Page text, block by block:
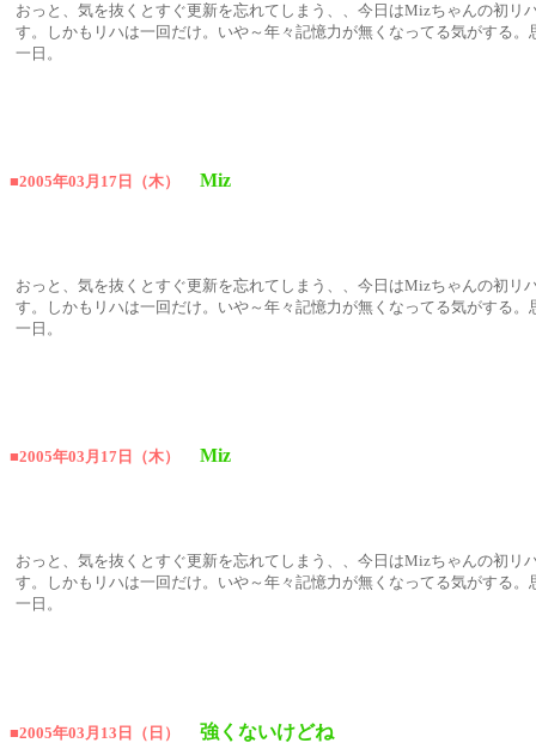
おっと、気を抜くとすぐ更新を忘れてしまう、、今日はMizちゃんの初
す。しかもリハは一回だけ。いや～年々記憶力が無くなってる気がする
一日。
■2005年03月17日（木） Miz
おっと、気を抜くとすぐ更新を忘れてしまう、、今日はMizちゃんの初
す。しかもリハは一回だけ。いや～年々記憶力が無くなってる気がする
一日。
■2005年03月17日（木） Miz
おっと、気を抜くとすぐ更新を忘れてしまう、、今日はMizちゃんの初
す。しかもリハは一回だけ。いや～年々記憶力が無くなってる気がする
一日。
■2005年03月13日（日） 強くないけどね